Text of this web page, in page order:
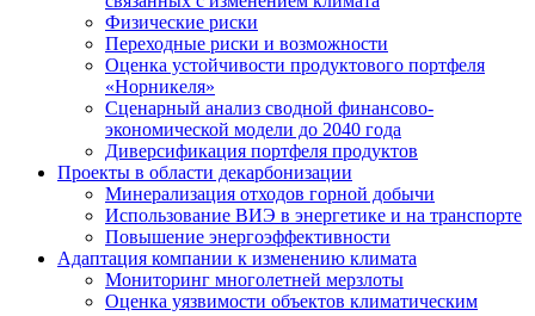
Физические риски
Переходные риски и возможности
Оценка устойчивости продуктового портфеля
«Норникеля»
Сценарный анализ сводной финансово-
экономической модели до 2040 года
Диверсификация портфеля продуктов
Проекты в области декарбонизации
Минерализация отходов горной добычи
Использование ВИЭ в энергетике и на транспорте
Повышение энергоэффективности
Адаптация компании к изменению климата
Мониторинг многолетней мерзлоты
Оценка уязвимости объектов климатическим